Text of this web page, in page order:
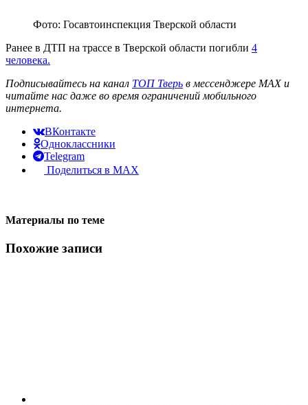
Фото: Госавтоинспекция Тверской области
Ранее в ДТП на трассе в Тверской области погибли 4
человека.
Подписывайтесь на канал ТОП Тверь в мессенджере MAX и
читайте нас даже во время ограничений мобильного
интернета.
ВКонтакте
Одноклассники
Telegram
Поделиться в MAX
Материалы по теме
Похожие записи